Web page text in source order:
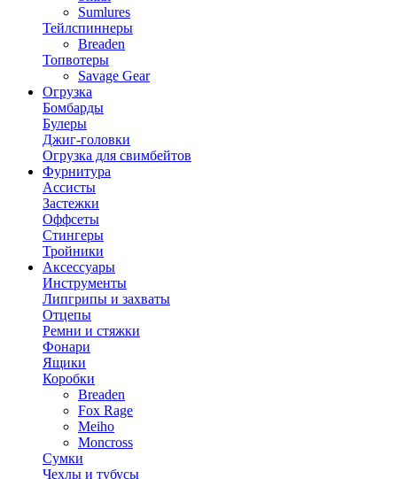
Sumlures
Тейлспиннеры
Breaden
Топвотеры
Savage Gear
Огрузка
Бомбарды
Булеры
Джиг-головки
Огрузка для свимбейтов
Фурнитура
Ассисты
Застежки
Оффсеты
Стингеры
Тройники
Аксессуары
Инструменты
Липгрипы и захваты
Отцепы
Ремни и стяжки
Фонари
Ящики
Коробки
Breaden
Fox Rage
Meiho
Moncross
Сумки
Чехлы и тубусы